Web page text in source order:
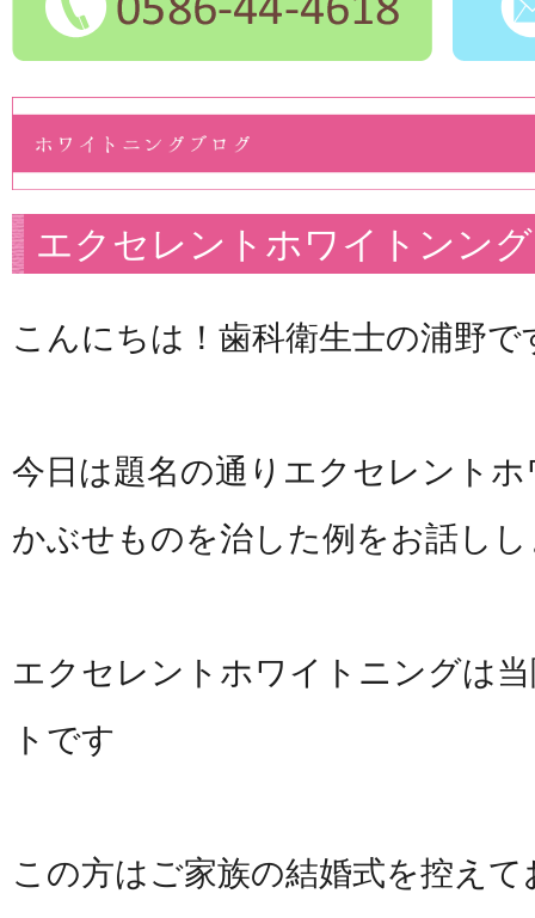
エクセレントホワイトンン
こんにちは！歯科衛生士の浦野で
今日は題名の通りエクセレント
かぶせものを治した例をお話し
エクセレントホワイトニングは
トです
この方はご家族の結婚式を控え